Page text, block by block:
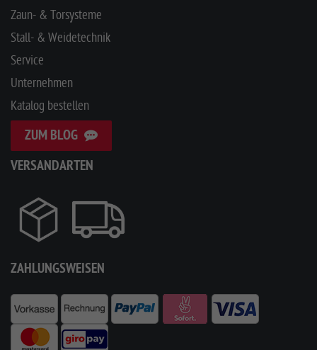
Zaun- & Torsysteme
Stall- & Weidetechnik
Service
Unternehmen
Katalog bestellen
ZUM BLOG
VERSANDARTEN
ZAHLUNGSWEISEN